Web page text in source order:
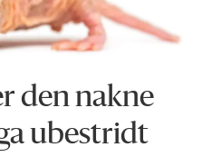
den nakne
ubestridt